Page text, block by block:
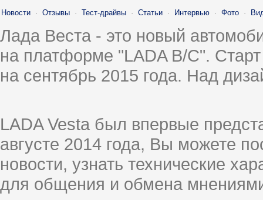
Новости · Отзывы · Тест-драйвы · Статьи · Интервью · Фото ·
Лада Веста - это новый
на платформе "LADA B/C".
на сентябрь 2015 года. Над
LADA Vesta был впервые
августе 2014 года, Вы можете
новости, узнать технические
для общения и обмена